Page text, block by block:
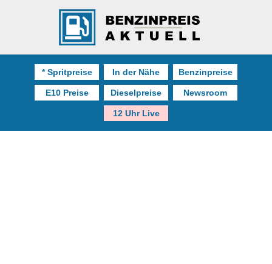
* Spritpreise In der Nähe Benzinpreise
E10 Preise Dieselpreise Newsroom
12 Uhr Live